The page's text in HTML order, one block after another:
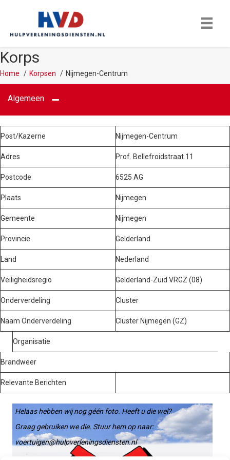
Korps
Home Korpsen Nijmegen-Centrum
Algemeen
Post/Kazerne Nijmegen-Centrum
Adres Prof. Bellefroidstraat 11
Postcode 6525 AG
Plaats Nijmegen
Gemeente Nijmegen
Provincie Gelderland
Land Nederland
Veiligheidsregio Gelderland-Zuid VRGZ (08)
Onderverdeling Cluster
Naam Onderverdeling Cluster Nijmegen (GZ)
Organisatie
Brandweer
Relevante Berichten
Helaas hebben wij nog géén foto. Heeft u die wel?
Graag gebruiken we die. Stuur hem op naar:
voertuigen@hulpverleningsdiensten.nl